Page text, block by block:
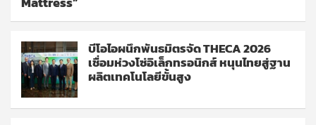
บีโอไอผนึกพันธมิตรจัด THECA 2026
เชื่อมห่วงโซ่อิเล็กทรอนิกส์ หนุนไทยสู่ฐาน
ผลิตเทคโนโลยีขั้นสูง